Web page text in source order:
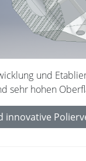
und
sehr hohen
innovative